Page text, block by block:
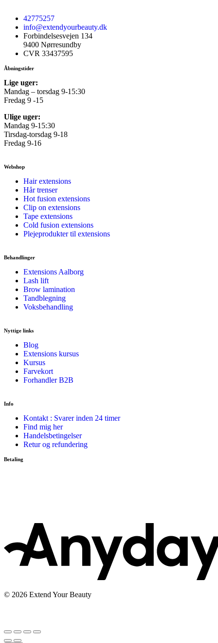
42775257
info@extendyourbeauty.dk
Forbindelsesvejen 134
9400 Nørresundby
CVR 33437595
Åbningstider
Lige uger:
Mandag – torsdag 9-15:30
Fredag 9 -15
Ulige uger:
Mandag 9-15:30
Tirsdag-torsdag 9-18
Fredag 9-16
Webshop
Hair extensions
Hår trenser
Hot fusion extensions
Clip on extensions
Tape extensions
Cold fusion extensions
Plejeprodukter til extensions
Behandlinger
Extensions Aalborg
Lash lift
Brow lamination
Tandblegning
Voksbehandling
Nyttige links
Blog
Extensions kursus
Kursus
Farvekort
Forhandler B2B
Info
Kontakt : Svarer inden 24 timer
Find mig her
Handelsbetingelser
Retur og refundering
Betaling
© 2026 Extend Your Beauty